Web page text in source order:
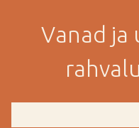
Vanad ja